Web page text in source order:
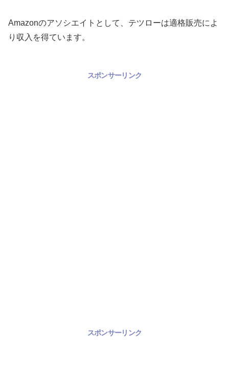
Amazonのアソシエイトとして、テツローは適格販売によ
り収入を得ています。
スポンサーリンク
スポンサーリンク